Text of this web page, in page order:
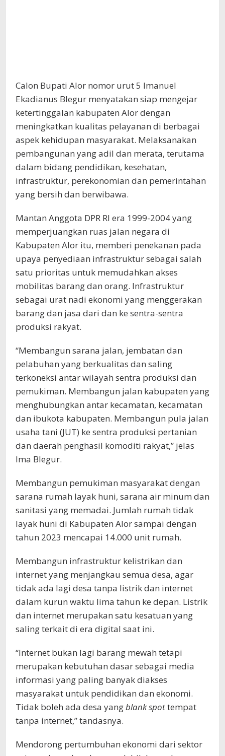
Calon Bupati Alor nomor urut 5 Imanuel
Ekadianus Blegur menyatakan siap mengejar
ketertinggalan kabupaten Alor dengan
meningkatkan kualitas pelayanan di berbagai
aspek kehidupan masyarakat. Melaksanakan
pembangunan yang adil dan merata, terutama
dalam bidang pendidikan, kesehatan,
infrastruktur, perekonomian dan pemerintahan
yang bersih dan berwibawa.
Mantan Anggota DPR RI era 1999-2004 yang
memperjuangkan ruas jalan negara di
Kabupaten Alor itu, memberi penekanan pada
upaya penyediaan infrastruktur sebagai salah
satu prioritas untuk memudahkan akses
mobilitas barang dan orang. Infrastruktur
sebagai urat nadi ekonomi yang menggerakan
barang dan jasa dari dan ke sentra-sentra
produksi rakyat.
“Membangun sarana jalan, jembatan dan
pelabuhan yang berkualitas dan saling
terkoneksi antar wilayah sentra produksi dan
pemukiman. Membangun jalan kabupaten yang
menghubungkan antar kecamatan, kecamatan
dan ibukota kabupaten. Membangun pula jalan
usaha tani (JUT) ke sentra produksi pertanian
dan daerah penghasil komoditi rakyat,” jelas
Ima Blegur.
Membangun pemukiman masyarakat dengan
sarana rumah layak huni, sarana air minum dan
sanitasi yang memadai. Jumlah rumah tidak
layak huni di Kabupaten Alor sampai dengan
tahun 2023 mencapai 14.000 unit rumah.
Membangun infrastruktur kelistrikan dan
internet yang menjangkau semua desa, agar
tidak ada lagi desa tanpa listrik dan internet
dalam kurun waktu lima tahun ke depan. Listrik
dan internet merupakan satu kesatuan yang
saling terkait di era digital saat ini.
“Internet bukan lagi barang mewah tetapi
merupakan kebutuhan dasar sebagai media
informasi yang paling banyak diakses
masyarakat untuk pendidikan dan ekonomi.
Tidak boleh ada desa yangblank spottempat
tanpa internet,” tandasnya.
Mendorong pertumbuhan ekonomi dari sektor